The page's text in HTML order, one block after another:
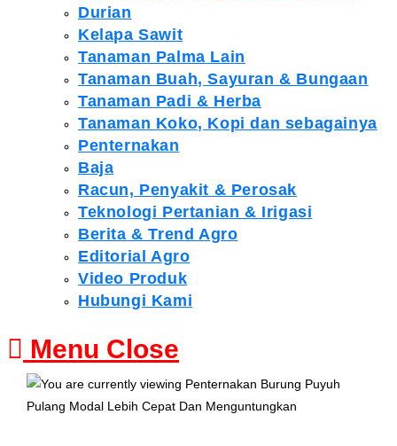
Durian
Kelapa Sawit
Tanaman Palma Lain
Tanaman Buah, Sayuran & Bungaan
Tanaman Padi & Herba
Tanaman Koko, Kopi dan sebagainya
Penternakan
Baja
Racun, Penyakit & Perosak
Teknologi Pertanian & Irigasi
Berita & Trend Agro
Editorial Agro
Video Produk
Hubungi Kami
Menu Close